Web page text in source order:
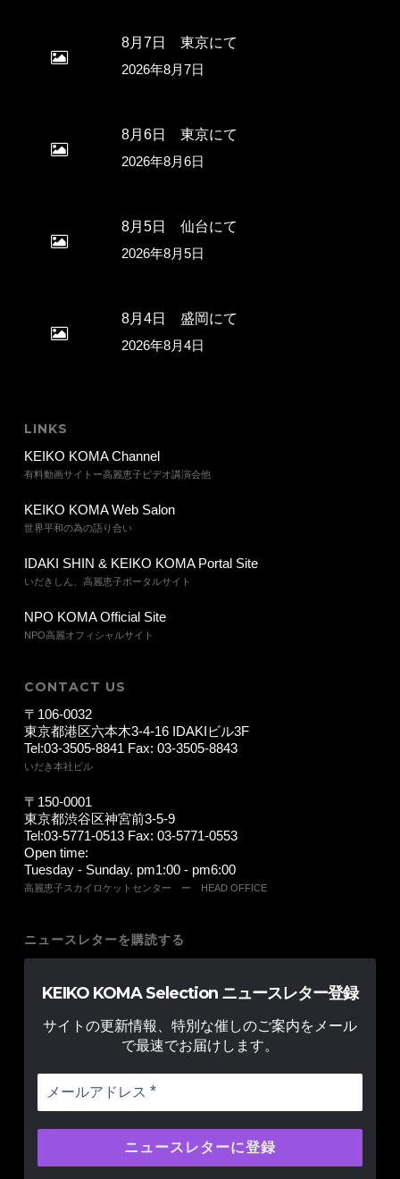
8月7日 東京にて
2026年8月7日
8月6日 東京にて
2026年8月6日
8月5日 仙台にて
2026年8月5日
8月4日 盛岡にて
2026年8月4日
LINKS
KEIKO KOMA Channel
有料動画サイトー高麗恵子ビデオ講演会他
KEIKO KOMA Web Salon
世界平和の為の語り合い
IDAKI SHIN & KEIKO KOMA Portal Site
いだきしん、高麗恵子ポータルサイト
NPO KOMA Official Site
NPO高麗オフィシャルサイト
CONTACT US
〒106-0032
東京都港区六本木3-4-16 IDAKIビル3F
Tel:03-3505-8841 Fax: 03-3505-8843
いだき本社ビル
〒150-0001
東京都渋谷区神宮前3-5-9
Tel:03-5771-0513 Fax: 03-5771-0553
Open time:
Tuesday - Sunday. pm1:00 - pm6:00
高麗恵子スカイロケットセンター ー HEAD OFFICE
ニュースレターを購読する
KEIKO KOMA Selection ニュースレター登録
サイトの更新情報、特別な催しのご案内をメール
で最速でお届けします。